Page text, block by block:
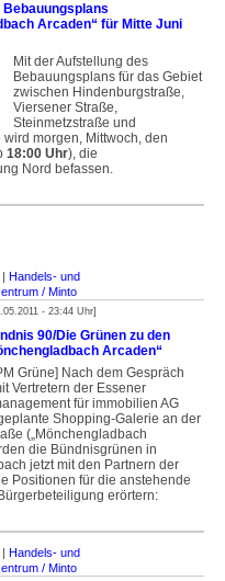
Arcaden“ für Mitte Juni
Mit der Aufstellung des
Bebauungsplans für das Gebiet
zwischen Hindenburgstraße,
Viersener Straße,
Steinmetzstraße und
morgen, Mittwoch, den
18:00 Uhr), die
Nord befassen.
| Handels- und
/ Minto
- 23:44 Uhr]
90/Die Grünen zu den
Arcaden“
Grüne] Nach dem Gespräch
Vertretern der Essener
für immobilien AG
Shopping-Galerie an der
(„Mönchengladbach
die Bündnisgrünen in
jetzt mit den Partnern der
Positionen für die anstehende
erörtern:
| Handels- und
/ Minto